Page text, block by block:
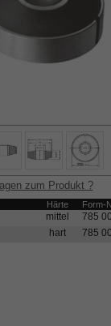
zum Produkt ?
Härte Form-
mittel
785
hart 785